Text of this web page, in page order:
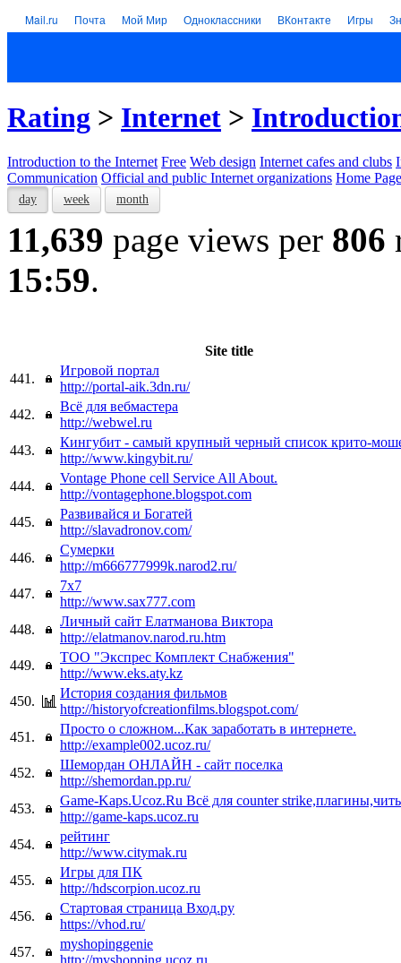
Mail.ru Почта Мой Мир Одноклассники ВКонтакте Игры
Rating > Internet >
Introduction to the Internet Free Web design Internet cafes and clubs
Communication Official and public Internet organizations Home
day week month
11,639 page views per 806
15:59.
Site title
441.
Игровой портал
http://portal-aik.3dn.ru/
442.
Всё для вебмастера
http://webwel.ru
443.
Кингубит - самый крупный черный список крито-
http://www.kingybit.ru/
444.
Vontage Phone cell Service All About.
http://vontagephone.blogspot.com
445.
Развивайся и Богатей
http://slavadronov.com/
446.
Сумерки
http://m666777999k.narod2.ru/
447.
7x7
http://www.sax777.com
448.
Личный сайт Елатманова Виктора
http://elatmanov.narod.ru.htm
449.
ТОО "Экспрес Комплект Снабжения"
http://www.eks.aty.kz
450.
История создания фильмов
http://historyofcreationfilms.blogspot.com/
451.
Просто о сложном...Как заработать в интернете.
http://example002.ucoz.ru/
452.
Шемордан ОНЛАЙН - сайт поселка
http://shemordan.pp.ru/
453.
Game-Kaps.Ucoz.Ru Всё для counter
http://game-kaps.ucoz.ru
454.
рейтинг
http://www.citymak.ru
455.
Игры для ПК
http://hdscorpion.ucoz.ru
456.
Стартовая страница Вход.ру
https://vhod.ru/
457.
myshopinggenie
http://myshopping.ucoz.ru